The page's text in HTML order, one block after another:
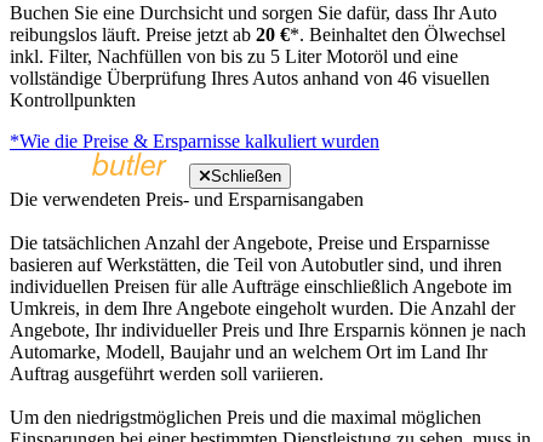
Buchen Sie eine Durchsicht und sorgen Sie dafür, dass Ihr Auto
reibungslos läuft. Preise jetzt ab 20 €*. Beinhaltet den Ölwechsel
inkl. Filter, Nachfüllen von bis zu 5 Liter Motoröl und eine
vollständige Überprüfung Ihres Autos anhand von 46 visuellen
Kontrollpunkten
*Wie die Preise & Ersparnisse kalkuliert wurden
Schließen
Die verwendeten Preis- und Ersparnisangaben
Die tatsächlichen Anzahl der Angebote, Preise und Ersparnisse
basieren auf Werkstätten, die Teil von Autobutler sind, und ihren
individuellen Preisen für alle Aufträge einschließlich Angebote im
Umkreis, in dem Ihre Angebote eingeholt wurden. Die Anzahl der
Angebote, Ihr individueller Preis und Ihre Ersparnis können je nach
Automarke, Modell, Baujahr und an welchem Ort im Land Ihr
Auftrag ausgeführt werden soll variieren.
Um den niedrigstmöglichen Preis und die maximal möglichen